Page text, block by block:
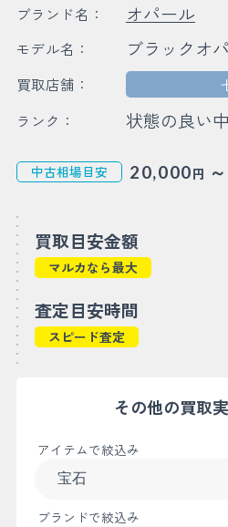
ブランド名： オパール
モデル名： ブラックオ
買取店舗：
ランク： 状態の良い
中古相場目安 20,000円 ～
買取目安金額
マルカなら最大
査定目安時間
スピード査定
その他の買取
アイテムで絞込み
ブランドで絞込み